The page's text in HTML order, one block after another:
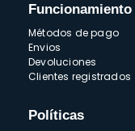
Funcionamiento
Métodos de pago
Envios
Devoluciones
Clientes registrados
Políticas